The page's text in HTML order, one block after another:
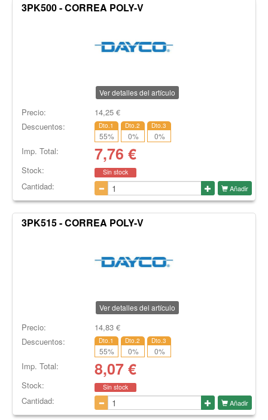
3PK500 - CORREA POLY-V
Ver detalles del artículo
Precio: 14,25€
Descuentos:
Dto.1
55%
Dto.2
0%
Dto.3
0%
Imp. Total: 7,76 €
Stock: Sin stock
Cantidad: Añadir
3PK515 - CORREA POLY-V
Ver detalles del artículo
Precio: 14,83€
Descuentos:
Dto.1
55%
Dto.2
0%
Dto.3
0%
Imp. Total: 8,07€
Stock: Sin stock
Cantidad: Añadir